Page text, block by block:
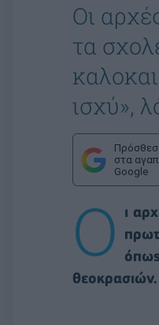
Οι
τα
ισχύ»,
στα
Google
Ο
ι
θεοκρασιών.